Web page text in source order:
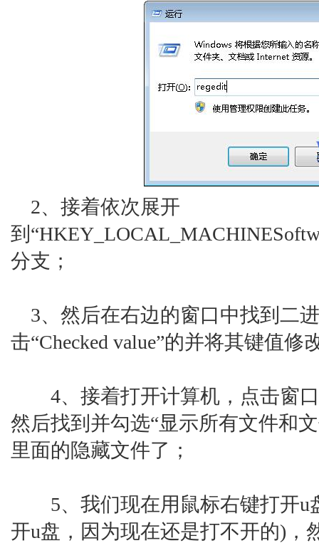
2、接着依次展开
到
分支；
3、然后在右边的窗口中找到二进
击“Checked value”的并将其键值修
4、接着打开计算机，点击窗口
然后找到并勾选“显示所有文件和
里面的隐藏文件了；
5、我们现在用鼠标右键打开u
开u盘，因为现在还是打不开的)，